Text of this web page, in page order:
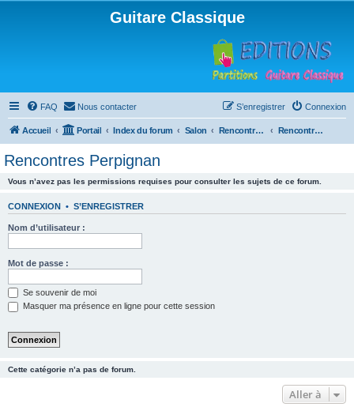
Guitare Classique
FAQ Nous contacter Connexion
S’enregistrer
Accueil Portail Index du forum Salon Rencontres musicales Rencontres Perpignan
Rencontres Perpignan
Vous n’avez pas les permissions requises pour consulter les sujets de ce forum.
CONNEXION • S’ENREGISTRER
Nom d’utilisateur :
Mot de passe :
Se souvenir de moi
Masquer ma présence en ligne pour cette session
Cette catégorie n’a pas de forum.
Aller à